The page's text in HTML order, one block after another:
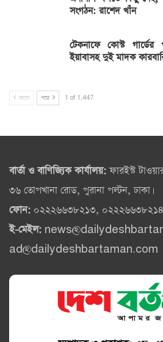
সংগঠন: রাশেদ খাঁন
টেকনাফে কোস্ট
ইয়াবাসহ দুই মাদক
আগে পরে 1 of 1,447
বার্তা ও বাণিজ্যিক কার্যালয়:ফারইস্ট
৩৬ তোপখানা রোড, পুরানা পল্টন, ঢাকা।
ফোন: ০২২২৬৬৩৮২১৩, ০২২২৬৬৩৮২১৪
ই-মেইল:
ad@dailydeshbartaman.com